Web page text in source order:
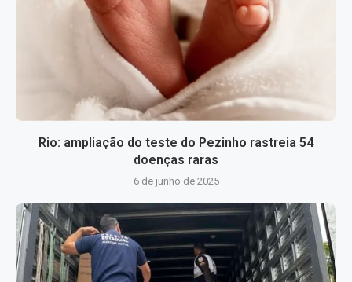
Rio: ampliação do teste do Pezinho rastreia 54
doenças raras
6 de junho de 2025